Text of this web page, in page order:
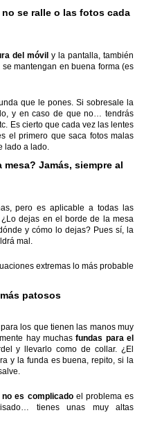
se ralle o las fotos cada
del móvil y la pantalla, también
mantengan en buena forma (es
que le pones. Si sobresale la
y en caso de que no… tendrás
Es cierto que cada vez las lentes
el primero que saca fotos malas
lado a lado.
Jamás, siempre al
pero es aplicable a todas las
dejas en el borde de la mesa
y cómo lo dejas? Pues sí, la
mal.
extremas lo más probable
patosos
los que tienen las manos muy
hay muchasfundas para el
y llevarlo como de collar. ¿El
y la funda es buena, repito, si la
es complicadoel problema es
tienes unas muy altas